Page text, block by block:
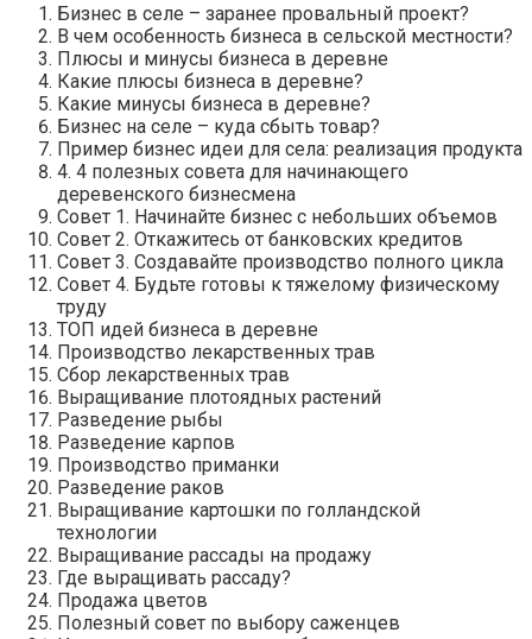
Бизнес в селе – заранее провальный проект?
В чем особенность бизнеса в сельской местности?
Плюсы и минусы бизнеса в деревне
Какие плюсы бизнеса в деревне?
Какие минусы бизнеса в деревне?
Бизнес на селе – куда сбыть товар?
Пример бизнес идеи для села: реализация продукта
4. 4 полезных совета для начинающего
деревенского бизнесмена
Совет 1. Начинайте бизнес с небольших объемов
Совет 2. Откажитесь от банковских кредитов
Совет 3. Создавайте производство полного цикла
Совет 4. Будьте готовы к тяжелому физическому
труду
ТОП идей бизнеса в деревне
Производство лекарственных трав
Сбор лекарственных трав
Выращивание плотоядных растений
Разведение рыбы
Разведение карпов
Производство приманки
Разведение раков
Выращивание картошки по голландской
технологии
Выращивание рассады на продажу
Где выращивать рассаду?
Продажа цветов
Полезный совет по выбору саженцев